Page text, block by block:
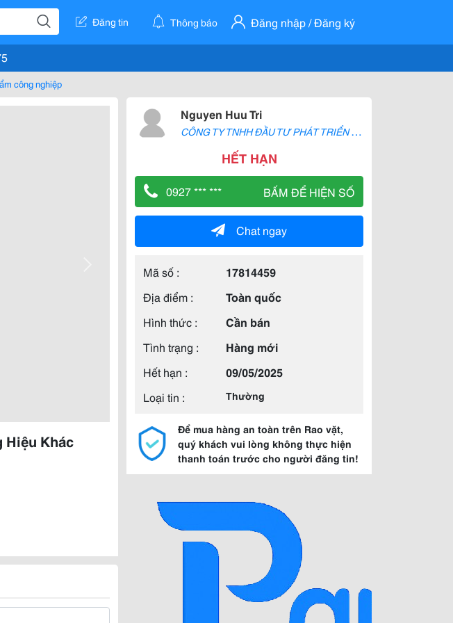
Đăng tin Thông báo Đăng nhập / Đăng ký
công nghiệp
Hiệu Khác
Nguyen Huu Tri
C
ÔNG TY TNHH ĐẦU TƯ PHÁT TRIỂN PROBUY
HẾT HẠN
0927 *** *** BẤM ĐỂ HIỆN SỐ
Chat ngay
Mã số :
17814459
Địa điểm :
Toàn quốc
Hình thức :
Cần bán
Tình trạng :
Hàng mới
Hết hạn :
09/05/2025
Loại tin :
Thường
Để mua hàng an toàn trên Rao vặt,
quý khách vui lòng không thực hiện
thanh toán trước cho người đăng tin!